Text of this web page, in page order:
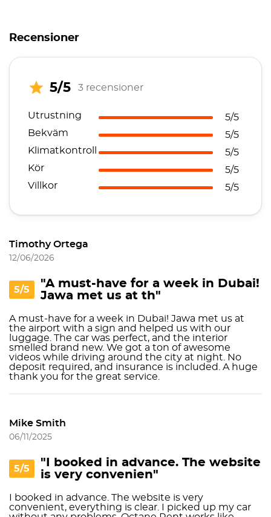
Recensioner
5/5 3 recensioner
Utrustning
5/5
Bekväm
5/5
Klimatkontroll
5/5
Kör
5/5
Villkor
5/5
Timothy Ortega
12/06/2026
5/5
"A must-have for a week in Dubai!
Jawa met us at th"
A must-have for a week in Dubai! Jawa met us at
the airport with a sign and helped us with our
luggage. The car was perfect, and the interior
smelled brand new. We got a ton of awesome
videos while driving around the city at night. No
deposit required, and insurance is included. A huge
thank you for the great service.
Mike Smith
06/11/2025
5/5
"I booked in advance. The website
is very convenien"
I booked in advance. The website is very
convenient, everything is clear. I picked up my car